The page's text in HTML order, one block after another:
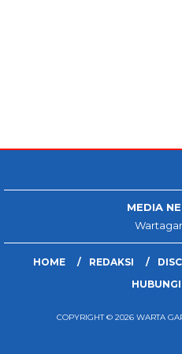
MEDIA
HOME REDAKSI
COPYRIGHT © 2026 WARTA